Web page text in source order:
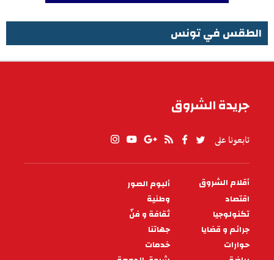
الطقس في تونس
جريدة الشروق
تابعونا على
PIED
DE
PAGE
أقلام الشروق
ألبوم الصور
اقتصاد
وطنية
تكنولوجيا
ثقافة و فنّ
جرائم و قضايا
جهاتنا
حوارات
خدمات